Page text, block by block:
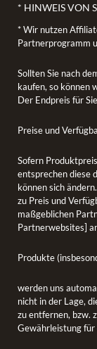
* HINWEIS VON
* Wir nutzen
Partnerprogramm
Sollten Sie nach
kaufen, so können
Der Endpreis für
Preise und
Sofern
entsprechen diese
können sich
zu Preis und
maßgeblichen
Partnerwebsites]
Produkte
werden uns
nicht in der Lage,
zu entfernen, bzw.
Gewährleistung